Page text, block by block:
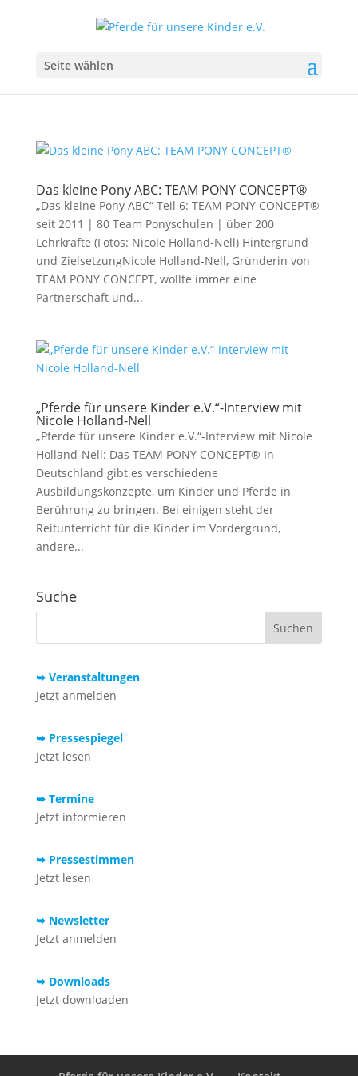
Seite wählen
Das kleine Pony ABC: TEAM PONY CONCEPT®
„Das kleine Pony ABC“ Teil 6: TEAM PONY CONCEPT®
seit 2011 | 80 Team Ponyschulen | über 200
Lehrkräfte (Fotos: Nicole Holland-Nell) Hintergrund
und ZielsetzungNicole Holland-Nell, Gründerin von
TEAM PONY CONCEPT, wollte immer eine
Partnerschaft und...
„Pferde für unsere Kinder e.V.“-Interview mit
Nicole Holland-Nell
„Pferde für unsere Kinder e.V.“-Interview mit Nicole
Holland-Nell: Das TEAM PONY CONCEPT® In
Deutschland gibt es verschiedene
Ausbildungskonzepte, um Kinder und Pferde in
Berührung zu bringen. Bei einigen steht der
Reitunterricht für die Kinder im Vordergrund,
andere...
Suche
➥ Veranstaltungen
Jetzt anmelden
➥ Pressespiegel
Jetzt lesen
➥ Termine
Jetzt informieren
➥ Pressestimmen
Jetzt lesen
➥ Newsletter
Jetzt anmelden
➥ Downloads
Jetzt downloaden